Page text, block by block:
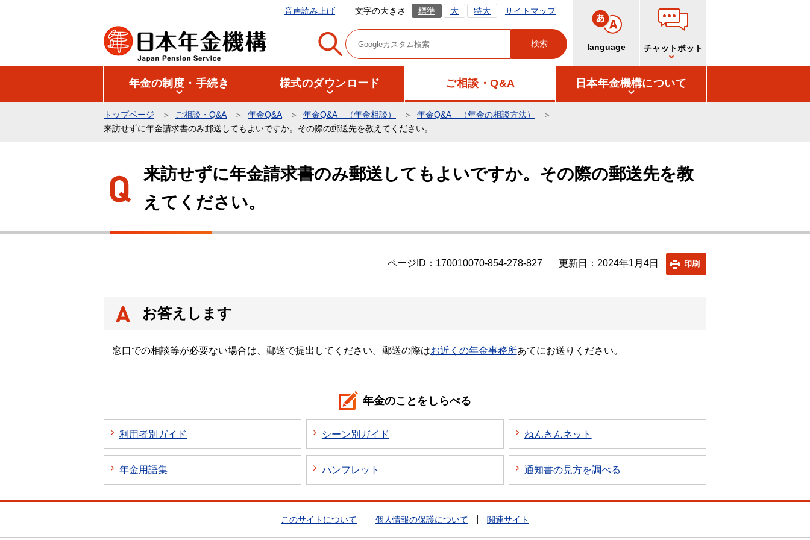
の
音声読み上げ 文字の大きさ 標準 大 特大 サイトマップ
language チャットボット
年金の制度・手続き 様式のダウンロード ご相談・Q&A 日本年金機構について
トップページ ご相談・Q&A 年金Q&A 年金Q&A （年金相談）
年金Q&A （年金の相談方法）
来訪せずに年金請求書のみ郵送してもよいですか。その際の郵送先を教えてください。
ら
来訪せずに年金請求書のみ郵送してもよいですか。その際の郵送先を教
えてください。
ページID：170010070-854-278-827 更新日：2024年1月4日 印刷
お答えします
窓口での相談等が必要ない場合は、郵送で提出してください。郵送の際はお近くの年金事務所あてにお送りください。
年金のことをしらべる
利用者別ガイド シーン別ガイド ねんきんネット
年金用語集 パンフレット 通知書の見方を調べる
このサイトについて 個人情報の保護について 関連サイト